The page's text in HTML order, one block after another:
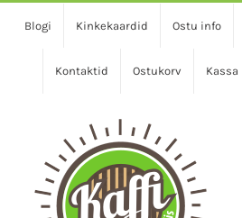
Blogi Kinkekaardid Ostu info
Kontaktid Ostukorv Kassa